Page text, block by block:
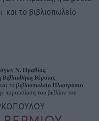
και το βιβλιοπωλείο